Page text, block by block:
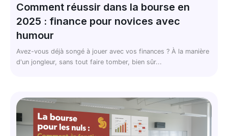
Comment réussir dans la bourse en
2025 : finance pour novices avec
humour
Avez-vous déjà songé à jouer avec vos finances ? À la manière
d'un jongleur, sans tout faire tomber, bien sûr...